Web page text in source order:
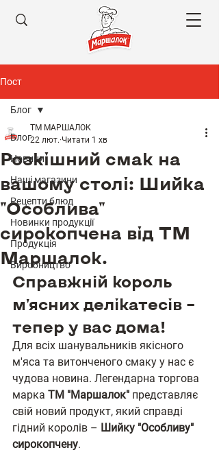
Пост
Блог
Новини
Наші магазини
Рецепти блюд
Новинки продукції
Продукція
Виробництво
Блог
Розкішний смак на
вашому столі: Шийка
"Особлива"
сирокопчена від ТМ
Маршалок.
ТМ МАРШАЛОК
22 лют. Читати 1 хв
Справжній король
м'ясних делікатесів –
тепер у вас дома!
Для всіх шанувальників якісного
м'яса та витонченого смаку у нас є
чудова новина. Легендарна торгова
марка ТМ "Маршалок" представляє
свій новий продукт, який справді
гідний королів – Шийку "Особливу"
сирокопчену.